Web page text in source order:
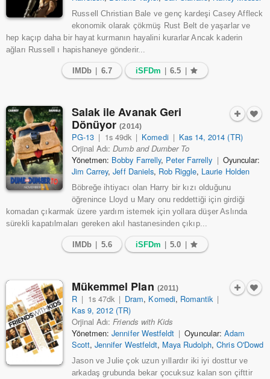
Russell Christian Bale ve genç kardeşi Casey Affleck
ekonomik olarak çökmüş Rust Belt de yaşarlar ve
hep kaçıp daha bir hayat kurmanın hayalini kurarlar Ancak kaderin
ağları Russell ı hapishaneye gönderir...
IMDb 6.7 iSFDm 6.5
Salak ile Avanak Geri
Dönüyor(2014)
PG-13 | 1s 49dk | Komedi | Kas 14, 2014 (TR)
Orjinal Adı:Dumb and Dumber To
Yönetmen: Bobby Farrelly, Peter Farrelly | Oyuncular:
Jim Carrey,Jeff Daniels, Rob Riggle, Laurie Holden
Böbreğe ihtiyacı olan Harry bir kızı olduğunu
öğrenince Lloyd u Mary onu reddettiği için girdiği
komadan çıkarmak üzere yardım istemek için yollara düşer Aslında
sürekli kapatılmaları gereken akıl hastanesinden çıkıp...
IMDb 5.6 iSFDm 5.0
Mükemmel Plan (2011)
R | 1s 47dk | Dram, Komedi, Romantik |
Kas 9, 2012 (TR)
Orjinal Adı:Friends with Kids
Yönetmen: Jennifer Westfeldt | Oyuncular: Adam
Scott,Jennifer Westfeldt, Maya Rudolph,Chris O'Dowd
Jason ve Julie çok uzun yıllardır iki iyi dosttur ve
arkadaş grubunda bekar çocuksuz kalan son çifttir